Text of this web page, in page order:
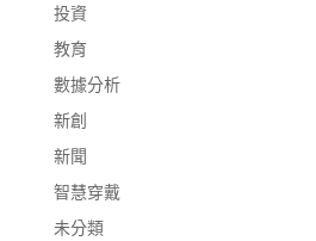
投資
教育
數據分析
新創
新聞
智慧穿戴
未分類